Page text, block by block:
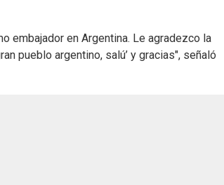
embajador en Argentina. Le agradezco la
pueblo argentino, salú’ y gracias", señaló